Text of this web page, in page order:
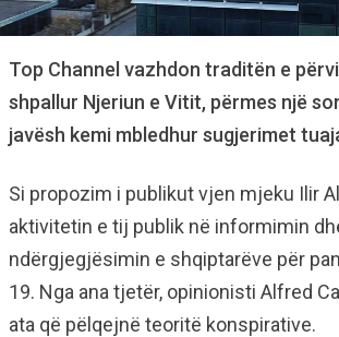
Top Channel vazhdon traditën e
shpallur Njeriun e Vitit, përmes një
javësh kemi mbledhur sugjerimet
Si propozim i publikut vjen mjeku Ilir
aktivitetin e tij publik në informimin
ndërgjegjësimin e shqiptarëve për
19. Nga ana tjetër, opinionisti Alfred
ata që pëlqejnë teoritë konspirative.